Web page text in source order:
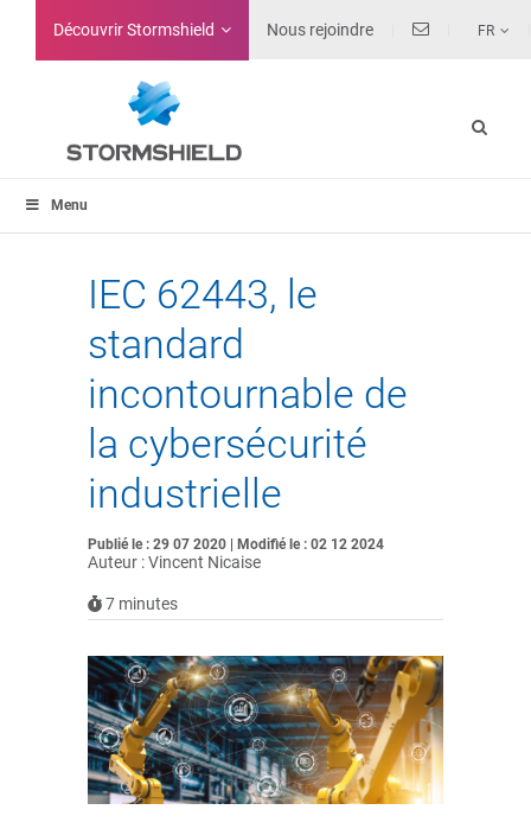
Découvrir Stormshield Nous rejoindre FR
Menu
IEC 62443, le
standard
incontournable de
la cybersécurité
industrielle
Publié le : 29 07 2020 | Modifié le : 02 12 2024
Auteur : Vincent Nicaise
7 minutes